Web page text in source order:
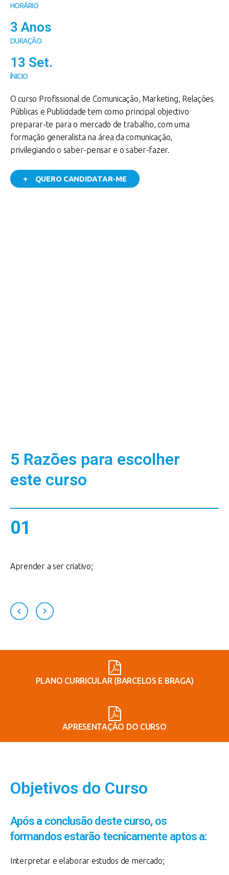
HORÁRIO
3 Anos
DURAÇÃO
13 Set.
ÍNICIO
O curso Profissional de Comunicação, Marketing, Relações
Públicas e Publicidade tem como principal objectivo
preparar-te para o mercado de trabalho, com uma
formação generalista na área da comunicação,
privilegiando o saber-pensar e o saber-fazer.
+ QUERO CANDIDATAR-ME
5 Razões para escolher
este curso
01
Aprender a ser criativo;
PLANO CURRICULAR (BARCELOS E BRAGA)
APRESENTAÇÃO DO CURSO
Objetivos do Curso
Após a conclusão deste curso, os
formandos estarão tecnicamente aptos a:
Interpretar e elaborar estudos de mercado;